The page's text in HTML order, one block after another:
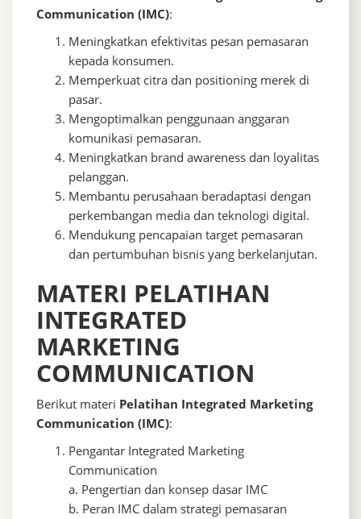
Communication (IMC):
Meningkatkan efektivitas pesan pemasaran
kepada konsumen.
Memperkuat citra dan positioning merek di
pasar.
Mengoptimalkan penggunaan anggaran
komunikasi pemasaran.
Meningkatkan brand awareness dan loyalitas
pelanggan.
Membantu perusahaan beradaptasi dengan
perkembangan media dan teknologi digital.
Mendukung pencapaian target pemasaran
dan pertumbuhan bisnis yang berkelanjutan.
MATERI PELATIHAN
INTEGRATED
MARKETING
COMMUNICATION
Berikut materi Pelatihan Integrated Marketing
Communication (IMC):
Pengantar Integrated Marketing
Communication
a. Pengertian dan konsep dasar IMC
b. Peran IMC dalam strategi pemasaran